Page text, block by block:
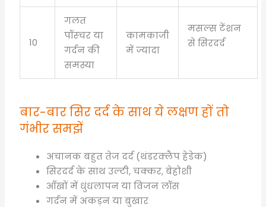
10
गलत
पॉस्चर या
गर्दन की
समस्या
कामकाजी
में ज्यादा
मसल्स टेंशन
से सिरदर्द
बार-बार सिर दर्द के साथ ये लक्षण हों तो
गंभीर समझें
अचानक बहुत तेज दर्द (थंडरक्लैप हेडेक)
सिरदर्द के साथ उल्टी, चक्कर, बेहोशी
आँखों में धुंधलापन या विजन लॉस
गर्दन में अकड़न या बुखार